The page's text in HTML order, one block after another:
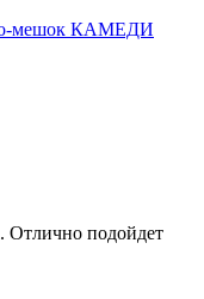
мешок КАМЕДИ
Отлично подойдет